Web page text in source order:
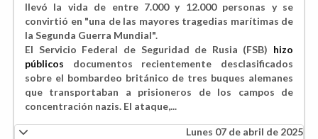
llevó la vida de entre 7.000 y 12.000 personas y se
convirtió en "una de las mayores tragedias marítimas de
la Segunda Guerra Mundial".
El Servicio Federal de Seguridad de Rusia (FSB) hizo
públicos documentos recientemente desclasificados
sobre el bombardeo británico de tres buques alemanes
que transportaban a prisioneros de los campos de
concentración nazis. El ataque,...
Lunes 07 de abril de 2025